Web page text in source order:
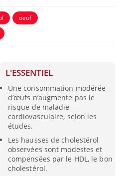
oeuf
L'ESSENTIEL
Une consommation modérée
d’œufs n’augmente pas le
risque de maladie
cardiovasculaire, selon les
études.
Les hausses de cholestérol
observées sont modestes et
compensées par le HDL, le bon
cholestérol.